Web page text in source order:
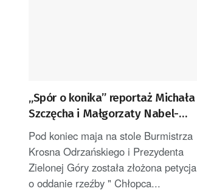
„Spór o konika” reportaż Michała
Szczęcha i Małgorzaty Nabel-
Dybaś
Pod koniec maja na stole Burmistrza
Krosna Odrzańskiego i Prezydenta
Zielonej Góry została złożona petycja
o oddanie rzeźby " Chłopca...